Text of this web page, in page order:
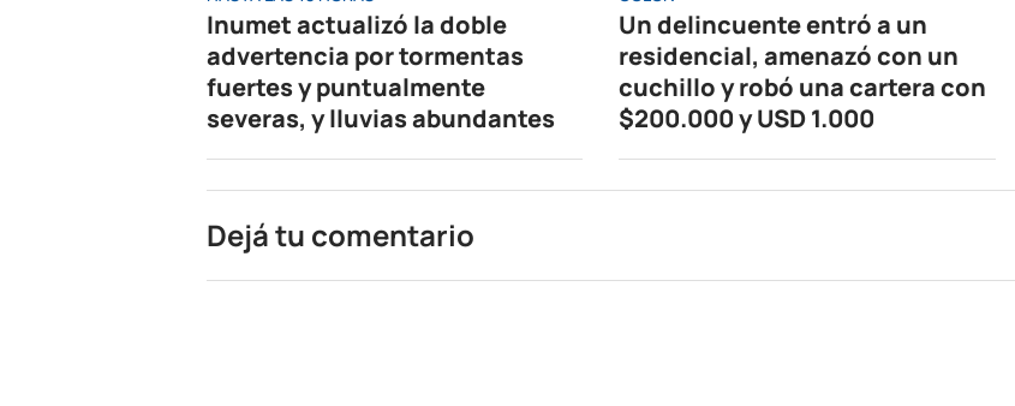
Inumet actualizó la doble
advertencia por tormentas
fuertes y puntualmente
severas, y lluvias abundantes
Un delincuente entró a un
residencial, amenazó con un
cuchillo y robó una cartera con
$200.000 y USD 1.000
Dejá tu comentario